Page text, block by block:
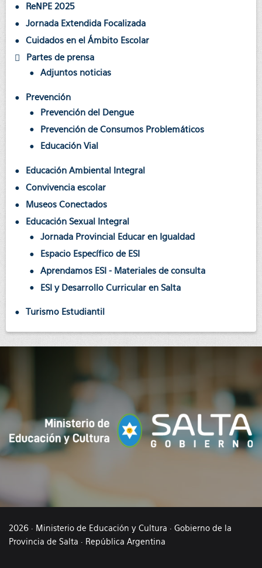
ReNPE 2025
Jornada Extendida Focalizada
Cuidados en el Ámbito Escolar
Partes de prensa
Adjuntos noticias
Prevención
Prevención del Dengue
Prevención de Consumos Problemáticos
Educación Vial
Educación Ambiental Integral
Convivencia escolar
Museos Conectados
Educación Sexual Integral
Jornada Provincial Educar en Igualdad
Espacio Específico de ESI
Aprendamos ESI - Materiales de consulta
ESI y Desarrollo Curricular en Salta
Turismo Estudiantil
2026 · Ministerio de Educación y Cultura · Gobierno de la
Provincia de Salta · República Argentina